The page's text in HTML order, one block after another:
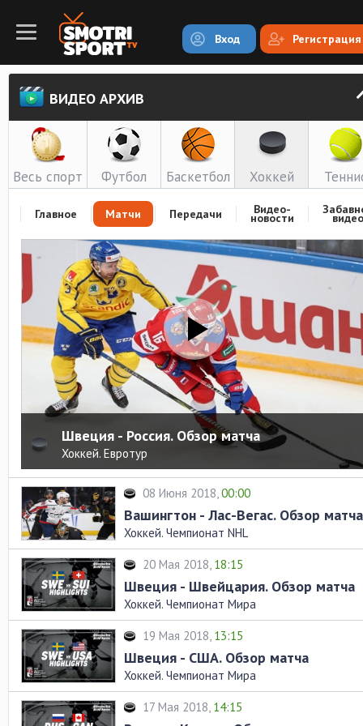
Вход Регистрация
ВИДЕО АРХИВ
Весь спорт Футбол Баскетбол Хоккей
Главное Матчи Передачи Видео-
новости видео
Швеция - Россия. Обзор матча
Хоккей. Евротур
08 Июня 2018,00:00
Вашингтон - Лас-Вегас. Обзор матча
Хоккей. Чемпионат NHL
20 Мая 2018, 18:15
Швеция - Швейцария. Обзор матча
Хоккей. Чемпионат Мира
19 Мая 2018, 13:15
Швеция - США. Обзор матча
Хоккей. Чемпионат Мира
17 Мая 2018, 14:15